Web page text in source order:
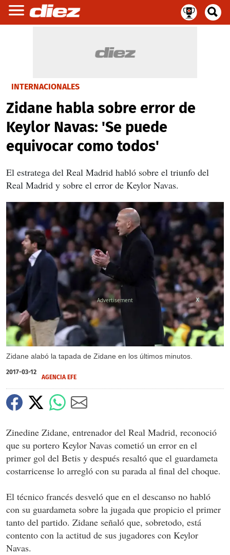
INTERNACIONALES
Zidane habla sobre error de
Keylor Navas: 'Se puede
equivocar como todos'
El estratega del Real Madrid habló sobre el triunfo del
Real Madrid y sobre el error de Keylor Navas.
Zidane alabó la tapada de Zidane en los últimos minutos.
X
2017-03-12
AGENCIA EFE
Zinedine Zidane, entrenador del Real Madrid, reconoció
que su portero Keylor Navas cometió un error en el
primer gol del Betis y después resaltó que el guardameta
costarricense lo arregló con su parada al final del choque.
El técnico francés desveló que en el descanso no habló
con su guardameta sobre la jugada que propicio el primer
tanto del partido. Zidane señaló que, sobretodo, está
contento con la actitud de sus jugadores con Keylor
Navas.